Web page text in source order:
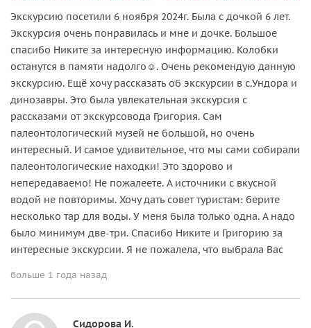
Экскурсию посетили 6 ноября 2024г. Была с дочкой 6 лет.
Экскурсия очень понравилась и мне и дочке. Большое
спасибо Никите за интересную информацию. Колобки
останутся в памяти надолго☺️. Очень рекомендую данную
экскурсию. Ещё хочу рассказать об экскурсии в с.Ундора и
динозавры. Это была увлекательная экскурсия с
рассказами от экскурсовода Григория. Сам
палеонтологический музей не большой, но очень
интересный. И самое удивительное, что мы сами собирали
палеонтологические находки! Это здорово и
непередаваемо! Не пожалеете. А источники с вкусной
водой не повторимы. Хочу дать совет туристам: берите
несколько тар для воды. У меня была только одна. А надо
было минимум две-три. Спасибо Никите и Григорию за
интересные экскурсии. Я не пожалела, что выбрала Вас
больше 1 года назад
Сидорова И.